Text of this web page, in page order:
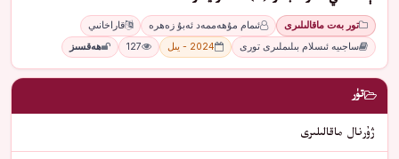
تور بەت ماقالىلىرى ئىمام مۇھەممەد ئەبۇ زەھرە
قاراخانىي
ساجىيە ئىسلام بىلىملىرى تورى
2024 - يىل 127 ھەقسىز
تۈر
ژۇرنال ماقالىلىرى